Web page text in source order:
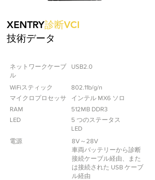
XENTRY診断VCI
技術データ
ネットワークケーブ
ル
USB2.0
WiFiスティック
802.11b/g/n
マイクロプロセッサ
インテル MX6 ソロ
RAM
512MB DDR3
LED
5 つのステータス
LED
電源
8V～28V
車両バッテリーから診断
接続ケーブル経由、また
は接続された USB ケーブ
ル経由